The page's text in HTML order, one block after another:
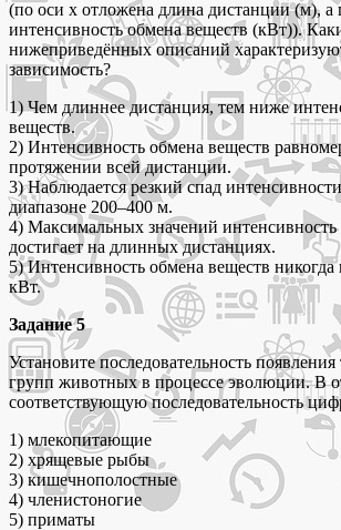
(по оси х отложена длина дистанции (м), а
интенсивность обмена веществ (кВт)).
нижеприведённых описаний
зависимость?
1) Чем длиннее дистанция, тем ниже
веществ.
2) Интенсивность обмена веществ
протяжении всей дистанции.
3) Наблюдается резкий спад
диапазоне 200–400 м.
4) Максимальных значений интенсивность
достигает на длинных дистанциях.
5) Интенсивность обмена веществ
кВт.
Задание 5
Установите последовательность
групп животных в процессе эволюции. В
соответствующую последовательность
1) млекопитающие
2) хрящевые рыбы
3) кишечнополостные
4) членистоногие
5) приматы